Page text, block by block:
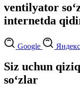
ventilyator
internetda
Google Яндекс
Siz uchun
so‘zlar